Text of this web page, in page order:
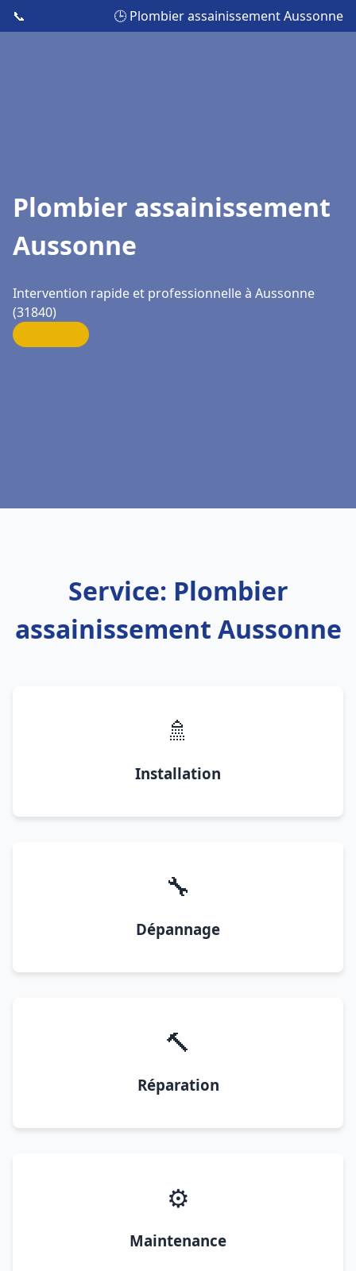
📞 🕒 Plombier assainissement Aussonne
Plombier assainissement
Aussonne
Intervention rapide et professionnelle à Aussonne
(31840)
Service: Plombier
assainissement Aussonne
🚿
Installation
🔧
Dépannage
🔨
Réparation
⚙️
Maintenance